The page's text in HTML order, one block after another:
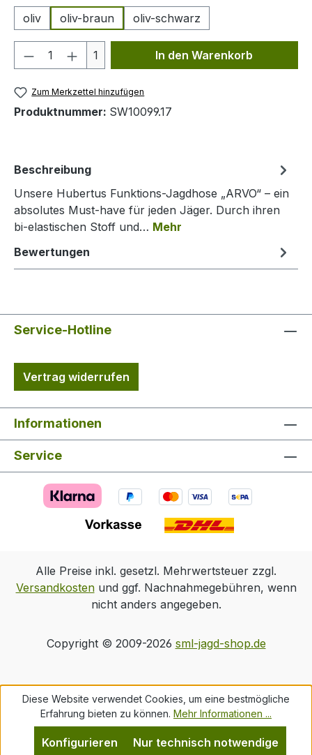
oliv
oliv-braun oliv-schwarz
Produkt Anzahl: Gib den
1 In den Warenkorb
Zum Merkzettel hinzufügen
Produktnummer: SW10099.17
Beschreibung
Unsere Hubertus Funktions-Jagdhose „ARVO“ – ein
absolutes Must-have für jeden Jäger. Durch ihren
bi-elastischen Stoff und… Mehr
Bewertungen
Service-Hotline
Vertrag widerrufen
Informationen
Service
Alle Preise inkl. gesetzl. Mehrwertsteuer zzgl.
Versandkostenund ggf. Nachnahmegebühren, wenn
nicht anders angegeben.
Copyright © 2009-2026 sml-jagd-shop.de
Diese Website verwendet Cookies, um eine bestmögliche
Erfahrung bieten zu können. Mehr Informationen ...
Nur technisch notwendige
Konfigurieren